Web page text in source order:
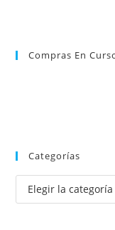
Compras En
Categorías